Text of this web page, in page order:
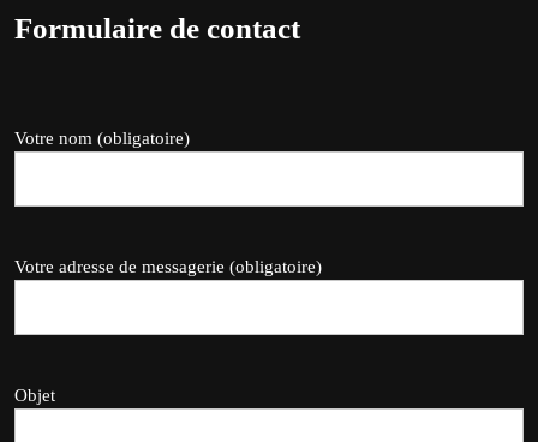
Formulaire de contact
Votre nom (obligatoire)
Votre adresse de messagerie (obligatoire)
Objet